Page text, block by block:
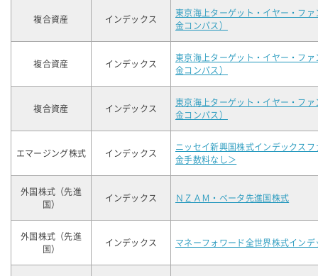
複合資産 インデックス
東京海上ターゲット・イヤー・ファ
金コンパス）
複合資産 インデックス
東京海上ターゲット・イヤー・ファ
金コンパス）
複合資産 インデックス
東京海上ターゲット・イヤー・ファ
金コンパス）
エマージング株式 インデックス
ニッセイ新興国株式インデックス
金手数料なし＞
外国株式（先進
国）
インデックス ＮＺＡＭ・ベータ先進国株式
外国株式（先進
国）
インデックス マネーフォワード全世界株式インデ